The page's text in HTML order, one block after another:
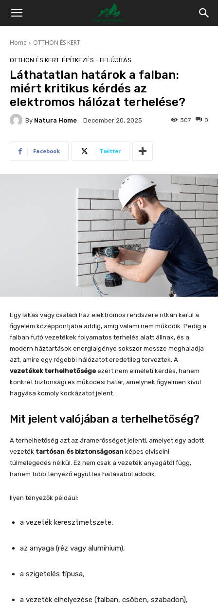
Home OTTHON ÉS KERT
OTTHON ÉS KERT ÉPÍTKEZÉS - FELÚJÍTÁS
Láthatatlan határok a falban:
miért kritikus kérdés az
elektromos hálózat terhelése?
By Natura Home December 20, 2025 0
307
Facebook Twitter
Egy lakás vagy családi ház elektromos rendszere ritkán kerül a
figyelem középpontjába addig, amíg valami nem működik. Pedig a
falban futó vezetékek folyamatos terhelés alatt állnak, és a
modern háztartások energiaigénye sokszor messze meghaladja
azt, amire egy régebbi hálózatot eredetileg terveztek. A
vezetékek terhelhetősége ezért nem elméleti kérdés, hanem
konkrét biztonsági és működési határ, amelynek figyelmen kívül
hagyása komoly kockázatot jelent.
Mit jelent valójában a terhelhetőség?
A terhelhetőség azt az áramerősséget jelenti, amelyet egy adott
vezeték tartósan és biztonságosan képes elviselni
túlmelegedés nélkül. Ez nem csak a vezeték anyagától függ,
hanem több tényező együttes hatásából adódik.
Ilyen tényezők például:
a vezeték keresztmetszete,
az anyaga (réz vagy alumínium),
a szigetelés típusa,
a vezeték elhelyezése (falban, csőben, szabadon),